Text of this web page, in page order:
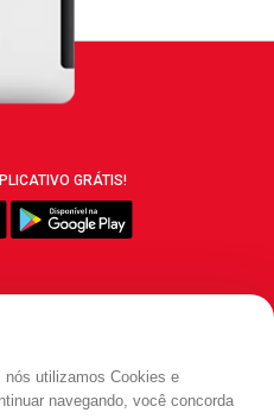
GRÁTIS!
nós utilizamos Cookies e
navegando, você concorda